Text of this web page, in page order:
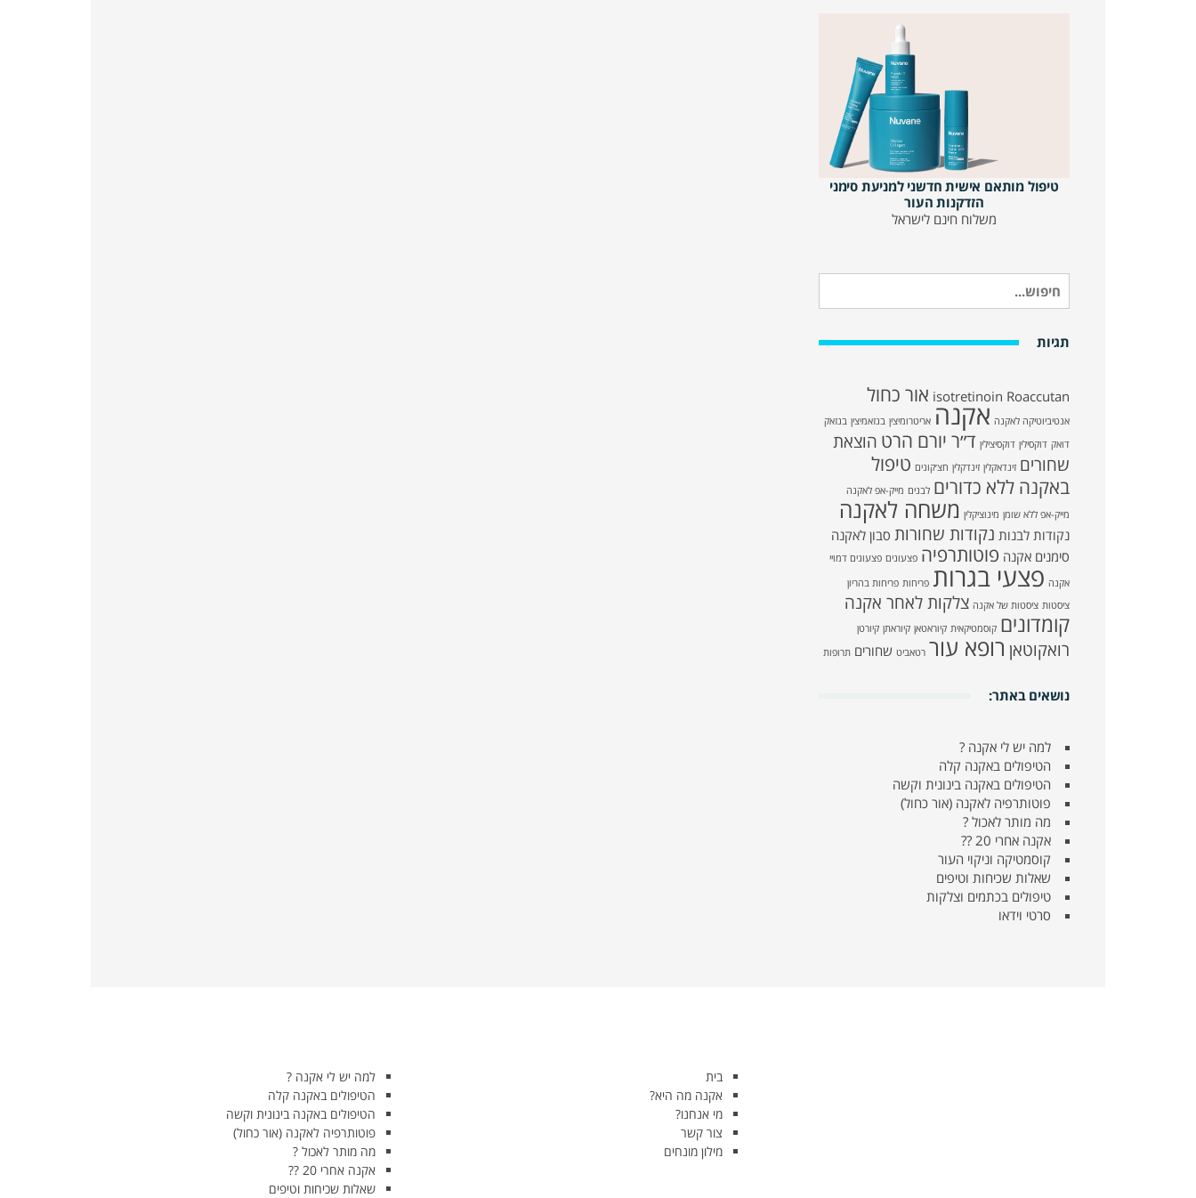
טיפול מותאם אישית חדשני למניעת סימני
הזדקנות העור
משלוח חינם לישראל
עבור:
תגיות
isotretinoin Roaccutan אור כחול
אנטיביוטיקה לאקנה אקנה אריטרומיצין בנזאמיצין בנזאק
דואק דוקסילין דוקסיצילין ד״ר יורם הרט הוצאת
שחורים זינדאקלין זינדקלין חצ׳קונים טיפול
באקנה ללא כדורים לבנים מייק-אפ לאקנה
מייק-אפ ללא שומן מינוציקלין משחה לאקנה
נקודות לבנות נקודות שחורות סבון לאקנה
סימנים אקנה פוטותרפיה פצעונים פצעונים דמויי
אקנה פצעי בגרות פריחות פריחות בהריון
ציסטות ציסטות של אקנה צלקות לאחר אקנה
קומדונים קוסמטיקאית קיוראטאן קיוראתן קיורטן
רואקוטאן רופא עור רטאביט שחורים תרופות
נושאים באתר:
למה יש לי אקנה ?
הטיפולים באקנה קלה
הטיפולים באקנה בינונית וקשה
פוטותרפיה לאקנה (אור כחול)
מה מותר לאכול ?
אקנה אחרי 20 ??
קוסמטיקה וניקוי העור
שאלות שכיחות וטיפים
טיפולים בכתמים וצלקות
סרטי וידאו
בית
אקנה מה היא?
מי אנחנו?
צור קשר
מילון מונחים
למה יש לי אקנה ?
הטיפולים באקנה קלה
הטיפולים באקנה בינונית וקשה
פוטותרפיה לאקנה (אור כחול)
מה מותר לאכול ?
אקנה אחרי 20 ??
שאלות שכיחות וטיפים